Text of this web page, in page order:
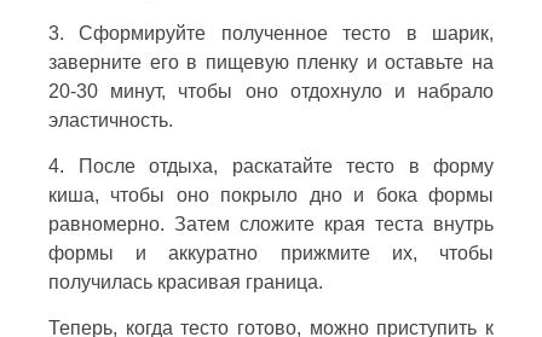
3. Сформируйте полученное тесто в шарик,
заверните его в пищевую пленку и оставьте на
20-30 минут, чтобы оно отдохнуло и набрало
эластичность.
4. После отдыха, раскатайте тесто в форму
киша, чтобы оно покрыло дно и бока формы
равномерно. Затем сложите края теста внутрь
формы и аккуратно прижмите их, чтобы
получилась красивая граница.
Теперь, когда тесто готово, можно приступить к